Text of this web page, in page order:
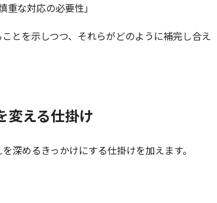
重な対応の必要性」
とを示しつつ、それらがどのように補完し合え
変える仕掛け
深めるきっかけにする仕掛けを加えます。